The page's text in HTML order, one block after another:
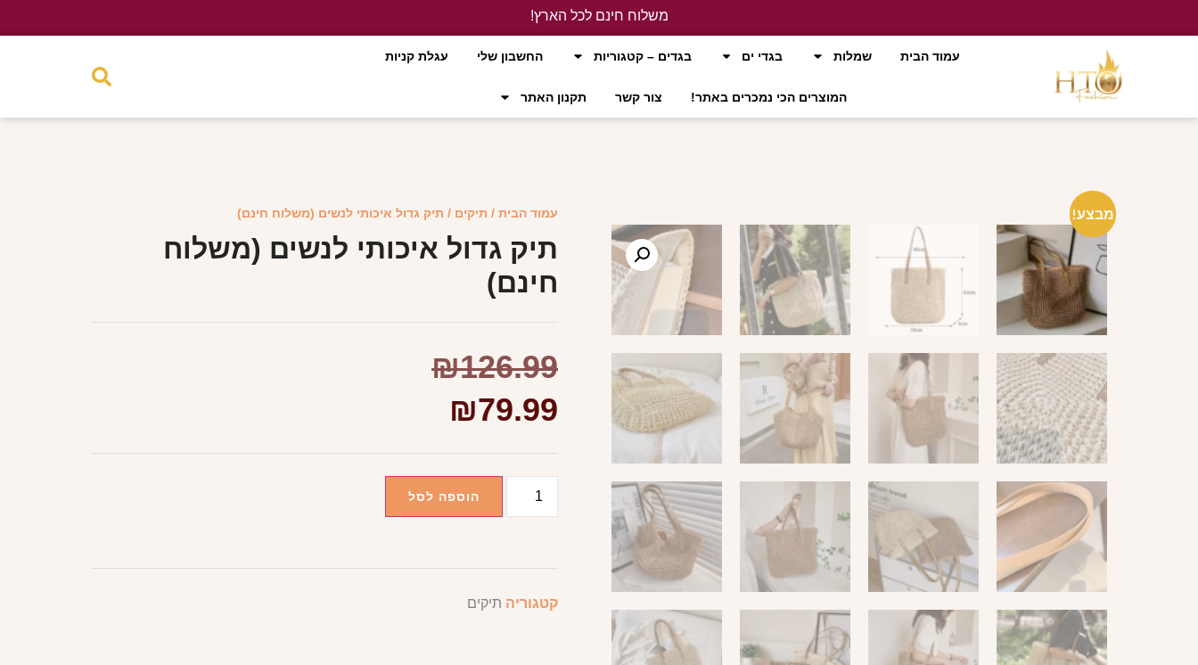
משלוח חינם לכל הארץ!
עמוד הבית
שמלות בגדי ים בגדים – קטגוריות החשבון שלי עגלת קניות
המוצרים הכי נמכרים באתר! צור קשר תקנון האתר
מבצע! עמוד הבית / תיקים / תיק גדול איכותי לנשים (משלוח חינם)
תיק גדול איכותי לנשים (משלוח
חינם)
₪126.99
₪79.99
הוספה לסל
קטגוריה תיקים